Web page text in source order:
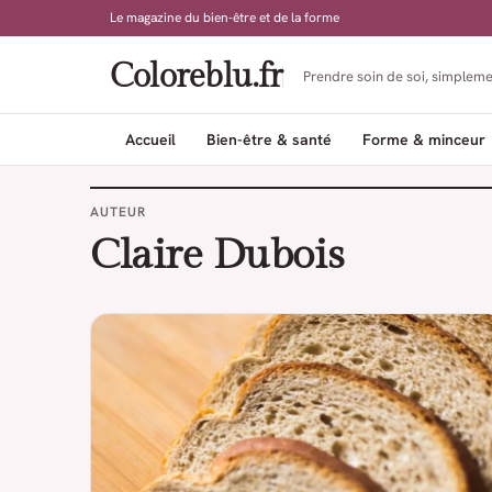
Le magazine du bien-être et de la forme
Coloreblu.fr Prendre soin de soi,
Accueil Bien-être & santé Forme & minceur
AUTEUR
Claire Dubois